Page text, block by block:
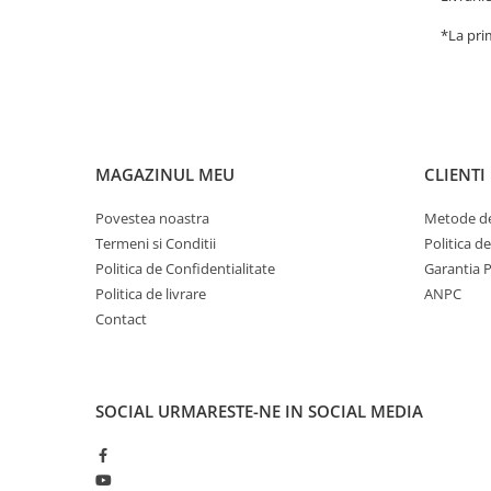
*La
MAGAZINUL MEU
Povestea noastra
Termeni si Conditii
Politica de Confidentialitate
Politica de livrare
Contact
CLIENTI
Metode
Politica
Garantia
ANPC
SOCIAL URMARESTE-NE IN SOCIAL MEDIA